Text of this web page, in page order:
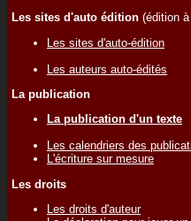
Les sites d'auto édition (édition
Les sites d'auto-édition
Les auteurs auto-édités
La publication
La publication d'un texte
Les calendriers des
L'écriture sur mesure
Les droits
Les droits d'auteur